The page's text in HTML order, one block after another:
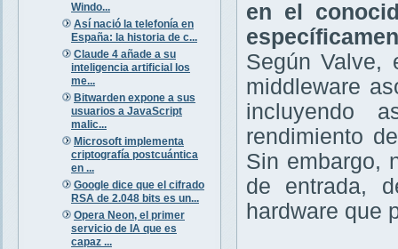
Windo...
Así nació la telefonía en
España: la historia de c...
Claude 4 añade a su
inteligencia artificial los
me...
Bitwarden expone a sus
usuarios a JavaScript
malic...
Microsoft implementa
criptografía postcuántica
en ...
Google dice que el cifrado
RSA de 2.048 bits es un...
Opera Neon, el primer
servicio de IA que es
capaz ...
en el
Según Valve,
middleware
incluyendo
rendimiento
Sin embargo,
de entrada,
hardware que